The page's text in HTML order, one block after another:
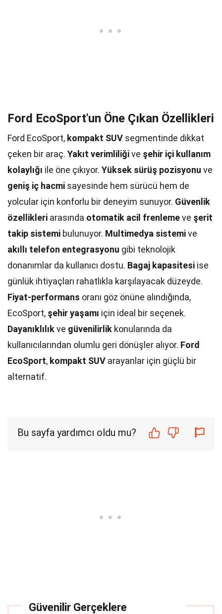
Ford EcoSport'un Öne Çıkan Özellikleri
Ford EcoSport, kompakt SUV segmentinde dikkat
çeken bir araç. Yakıt verimliliğive şehir içi kullanım
kolaylığı ile öne çıkıyor. Yüksek sürüş pozisyonu ve
geniş iç hacmi sayesinde hem sürücü hem de
yolcular için konforlu bir deneyim sunuyor. Güvenlik
özellikleri arasında otomatik acil frenlemeve şerit
takip sistemi bulunuyor. Multimedya sistemive
akıllı telefon entegrasyonu gibi teknolojik
donanımlar da kullanıcı dostu. Bagaj kapasitesi ise
günlük ihtiyaçları rahatlıkla karşılayacak düzeyde.
Fiyat-performans oranı göz önüne alındığında,
EcoSport, şehir yaşamı için ideal bir seçenek.
Dayanıklılıkve güvenilirlik konularında da
kullanıcılarından olumlu geri dönüşler alıyor. Ford
EcoSport, kompakt SUV arayanlar için güçlü bir
alternatif.
Bu sayfa yardımcı oldu mu?
Güvenilir Gerçeklere